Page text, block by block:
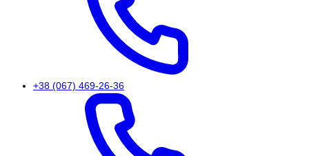
+38 (067) 469-26-36